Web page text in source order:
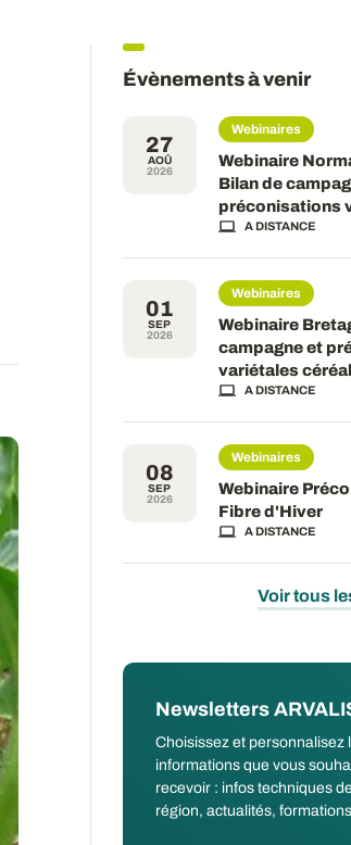
Évènements à venir
27
AOÛ
2026
Webinaires
Webinaire
Bilan de
préconisations
A DISTANCE
01
SEP
2026
Webinaires
Webinaire
campagne et
variétales
A DISTANCE
08
SEP
2026
Webinaires
Webinaire
Fibre d'Hiver
A DISTANCE
Voir tous
Newsletters
Choisissez et personnalisez
informations que vous
recevoir : infos techniques
région, actualités,